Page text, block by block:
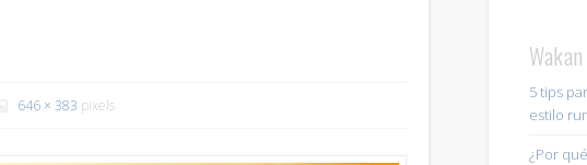
646 × 383 pixels
5 tips
estilo
¿Por